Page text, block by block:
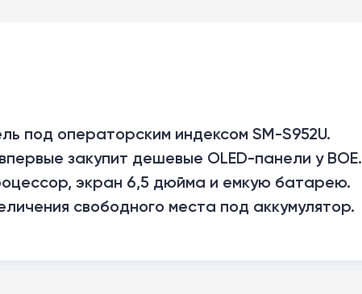
под операторским индексом SM-S952U.
закупит дешевые OLED-панели у BOE.
экран 6,5 дюйма и емкую батарею.
свободного места под аккумулятор.